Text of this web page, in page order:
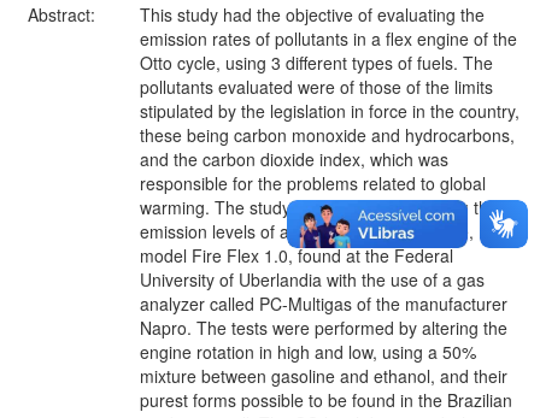
Abstract:
This study had the objective of evaluating the
emission rates of pollutants in a flex engine of the
Otto cycle, using 3 different types of fuels. The
pollutants evaluated were of those of the limits
stipulated by the legislation in force in the country,
these being carbon monoxide and hydrocarbons,
and the carbon dioxide index, which was
responsible for the problems related to global
warming. The study consisted in evaluating the
emission levels of a Fiat automobile engine,
model Fire Flex 1.0, found at the Federal
University of Uberlandia with the use of a gas
analyzer called PC-Multigas of the manufacturer
Napro. The tests were performed by altering the
engine rotation in high and low, using a 50%
mixture between gasoline and ethanol, and their
purest forms possible to be found in the Brazilian